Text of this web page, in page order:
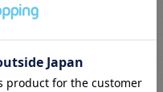
(無料)
15pt獲得